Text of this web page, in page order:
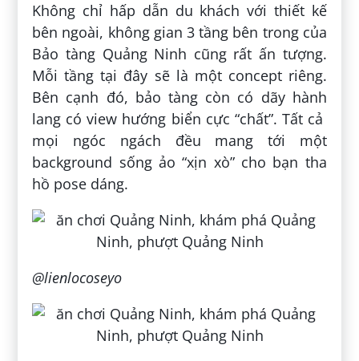
Không chỉ hấp dẫn du khách với thiết kế
bên ngoài, không gian 3 tầng bên trong của
Bảo tàng Quảng Ninh cũng rất ấn tượng.
Mỗi tầng tại đây sẽ là một concept riêng.
Bên cạnh đó, bảo tàng còn có dãy hành
lang có view hướng biển cực “chất”. Tất cả
mọi ngóc ngách đều mang tới một
background sống ảo “xịn xò” cho bạn tha
hồ pose dáng.
@lienlocoseyo